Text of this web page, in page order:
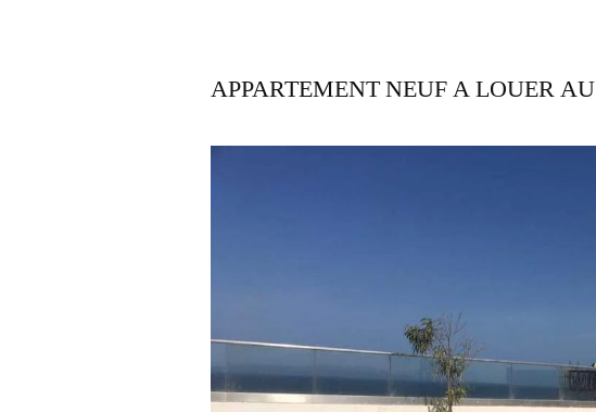
APPARTEMENT NEUF A LOUER